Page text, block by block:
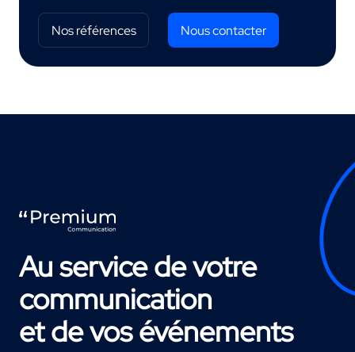
Nos références Nous contacter
Au service de votre
communication
et de vos événements